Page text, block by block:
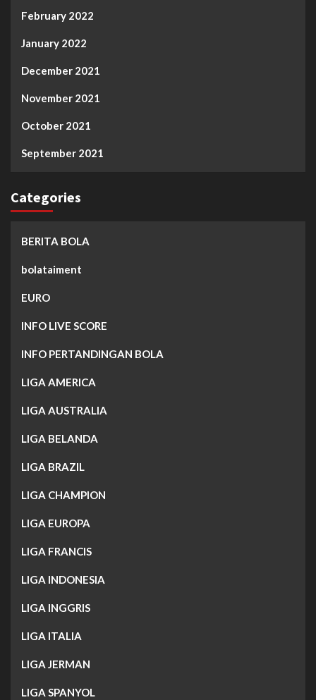
February 2022
January 2022
December 2021
November 2021
October 2021
September 2021
Categories
BERITA BOLA
bolataiment
EURO
INFO LIVE SCORE
INFO PERTANDINGAN BOLA
LIGA AMERICA
LIGA AUSTRALIA
LIGA BELANDA
LIGA BRAZIL
LIGA CHAMPION
LIGA EUROPA
LIGA FRANCIS
LIGA INDONESIA
LIGA INGGRIS
LIGA ITALIA
LIGA JERMAN
LIGA SPANYOL